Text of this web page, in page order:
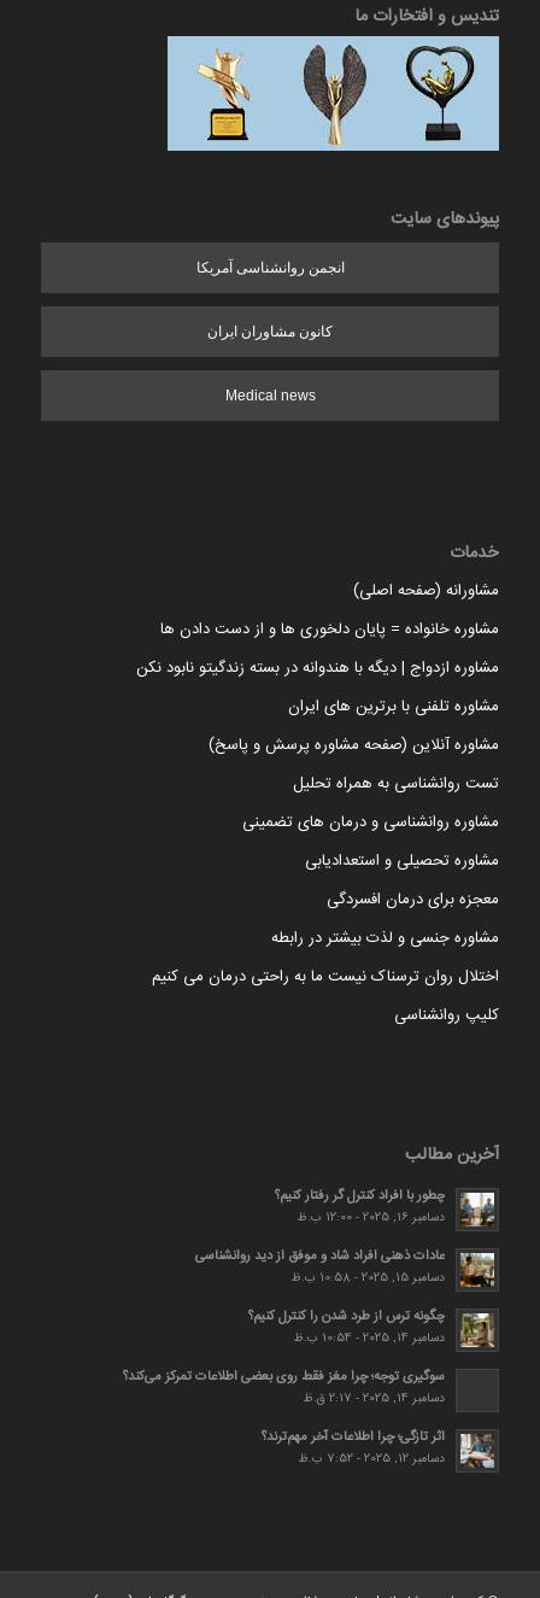
تندیس و افتخارات ما
پیوندهای سایت
انجمن روانشناسی آمریکا
کانون مشاوران ایران
Medical news
خدمات
مشاورانه (صفحه اصلی)
مشاوره خانواده = پایان دلخوری ها و از دست دادن ها
مشاوره ازدواج | دیگه با هندوانه در بسته زندگیتو نابود نکن
مشاوره تلفنی با برترین های ایران
مشاوره آنلاین (صفحه مشاوره پرسش و پاسخ)
تست روانشناسی به همراه تحلیل
مشاوره روانشناسی و درمان های تضمینی
مشاوره تحصیلی و استعدادیابی
معجزه برای درمان افسردگی
مشاوره جنسی و لذت بیشتر در رابطه
اختلال روان ترسناک نیست ما به راحتی درمان می کنیم
کلیپ روانشناسی
آخرین مطالب
چطور با افراد کنترل گر رفتار کنیم؟
دسامبر 16, 2025 - 12:00 ب.ظ
عادات ذهنی افراد شاد و موفق از دید روانشناسی
دسامبر 15, 2025 - 10:58 ب.ظ
چگونه ترس از طرد شدن را کنترل کنیم؟
دسامبر 14, 2025 - 10:54 ب.ظ
سوگیری توجه؛ چرا مغز فقط روی بعضی اطلاعات تمرکز می‌کند؟
دسامبر 14, 2025 - 2:17 ق.ظ
اثر تازگی؛ چرا اطلاعات آخر مهم‌ترند؟
دسامبر 12, 2025 - 7:52 ب.ظ